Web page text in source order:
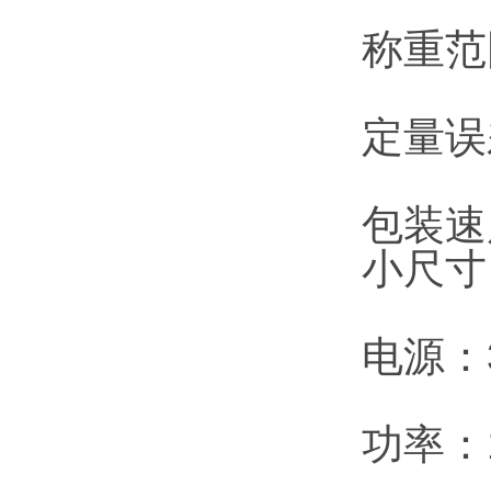
称重
定量
包装
小尺
电源
功率